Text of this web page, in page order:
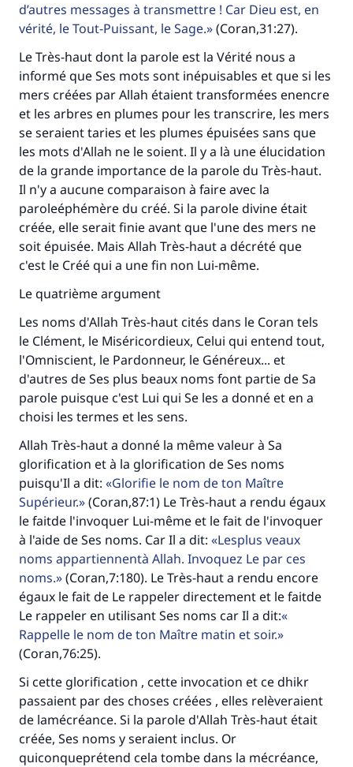
d’autres messages à transmettre ! Car Dieu est, en
vérité, le Tout-Puissant, le Sage. (Coran,31:27).
Le Très-haut dont la parole est la Vérité nous a
informé que Ses mots sont inépuisables et que si les
mers créées par Allah étaient transformées enencre
et les arbres en plumes pour les transcrire, les mers
se seraient taries et les plumes épuisées sans que
les mots d'Allah ne le soient. Il y a là une élucidation
de la grande importance de la parole du Très-haut.
Il n'y a aucune comparaison à faire avec la
paroleéphémère du créé. Si la parole divine était
créée, elle serait finie avant que l'une des mers ne
soit épuisée. Mais Allah Très-haut a décrété que
c'est le Créé qui a une fin non Lui-même.
Le quatrième argument
Les noms d'Allah Très-haut cités dans le Coran tels
le Clément, le Miséricordieux, Celui qui entend tout,
l'Omniscient, le Pardonneur, le Généreux... et
d'autres de Ses plus beaux noms font partie de Sa
parole puisque c'est Lui qui Se les a donné et en a
choisi les termes et les sens.
Allah Très-haut a donné la même valeur à Sa
glorification et à la glorification de Ses noms
puisqu'Il a dit:
Glorifie le nom de ton Maître
Supérieur. (Coran,87:1) Le Très-haut a rendu égaux
le faitde l'invoquer Lui-même et le fait de l'invoquer
à l'aide de Ses noms. Car Il a dit:
Lesplus veaux
noms appartiennentà Allah. Invoquez Le par ces
noms. (Coran,7:180). Le Très-haut a rendu encore
égaux le fait de Le rappeler directement et le faitde
Le rappeler en utilisant Ses noms car Il a dit:
Rappelle le nom de ton Maître matin et soir.
(Coran,76:25).
Si cette glorification , cette invocation et ce dhikr
passaient par des choses créées , elles relèveraient
de lamécréance. Si la parole d'Allah Très-haut était
créée, Ses noms y seraient inclus. Or
quiconqueprétend cela tombe dans la mécréance,